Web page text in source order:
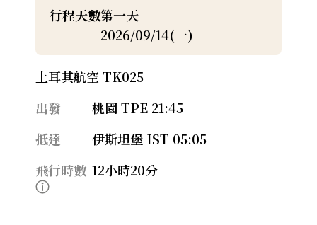
行程天數第一天
2026/09/14(一)
土耳其航空 TK025
出發
桃園 TPE 21:45
抵達
伊斯坦堡 IST 05:05
飛行時數 12小時20分